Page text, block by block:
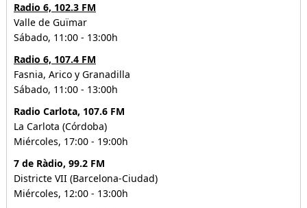
Radio 6, 102.3 FM
Valle de Guïmar
Sábado, 11:00 - 13:00h
Radio 6, 107.4 FM
Fasnia, Arico y Granadilla
Sábado, 11:00 - 13:00h
Radio Carlota, 107.6 FM
La Carlota (Córdoba)
Miércoles, 17:00 - 19:00h
7 de Ràdio, 99.2 FM
Districte VII (Barcelona-Ciudad)
Miércoles, 12:00 - 13:00h